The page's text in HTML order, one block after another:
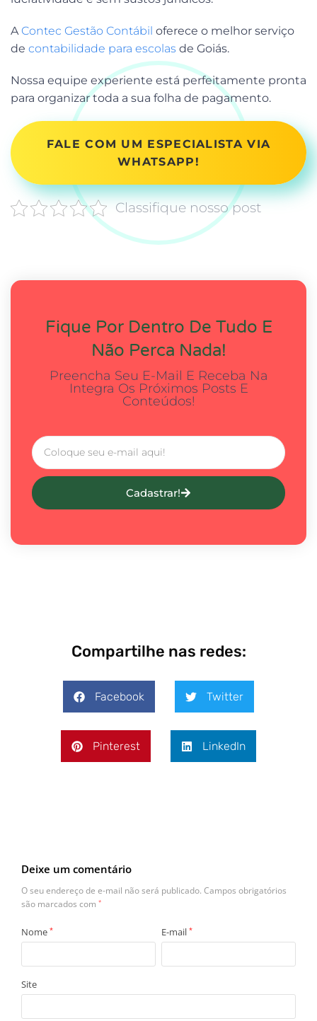
AContec Gestão Contábil oferece o melhor serviço
de contabilidade para escolas de Goiás.
Nossa equipe experiente está perfeitamente pronta
para organizar toda a sua folha de pagamento.
FALE COM UM ESPECIALISTA VIA
WHATSAPP!
Classifique nosso post
Fique Por Dentro De Tudo E
Não Perca Nada!
Preencha Seu E-Mail E Receba Na
Integra Os Próximos Posts E
Conteúdos!
Cadastrar!
Compartilhe nas redes:
Facebook Twitter
Pinterest LinkedIn
Deixe um comentário
O seu endereço de e-mail não será publicado. Campos obrigatórios
são marcados com *
Nome * E-mail *
Site